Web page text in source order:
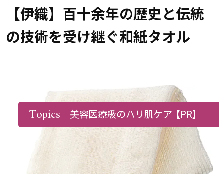
【伊織】百十余年の歴史と伝統
の技術を受け継ぐ和紙タオル
Topics 美容医療級のハリ肌ケア【PR】